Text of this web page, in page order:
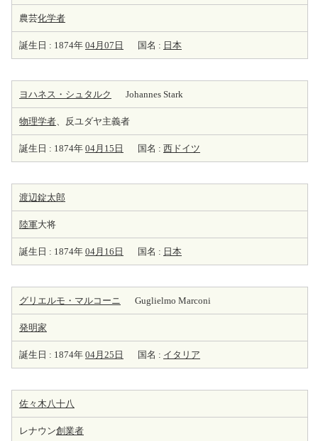
農芸化学者
誕生日 : 1874年 04月07日 国名 : 日本
ヨハネス・シュタルク Johannes Stark
物理学者、反ユダヤ主義者
誕生日 : 1874年 04月15日 国名 : 西ドイツ
渡辺錠太郎
陸軍大将
誕生日 : 1874年 04月16日 国名 : 日本
グリエルモ・マルコーニ Guglielmo Marconi
発明家
誕生日 : 1874年 04月25日 国名 : イタリア
佐々木八十八
レナウン創業者